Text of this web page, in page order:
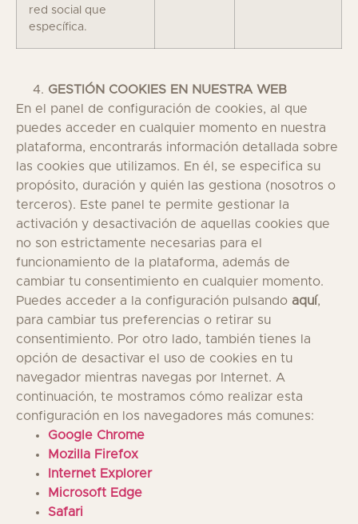
red social que
específica.
GESTIÓN COOKIES EN NUESTRA WEB
En el panel de configuración de cookies, al que
puedes acceder en cualquier momento en nuestra
plataforma, encontrarás información detallada sobre
las cookies que utilizamos. En él, se especifica su
propósito, duración y quién las gestiona (nosotros o
terceros). Este panel te permite gestionar la
activación y desactivación de aquellas cookies que
no son estrictamente necesarias para el
funcionamiento de la plataforma, además de
cambiar tu consentimiento en cualquier momento.
Puedes acceder a la configuración pulsando aquí,
para cambiar tus preferencias o retirar su
consentimiento. Por otro lado, también tienes la
opción de desactivar el uso de cookies en tu
navegador mientras navegas por Internet. A
continuación, te mostramos cómo realizar esta
configuración en los navegadores más comunes:
Google Chrome
Mozilla Firefox
Internet Explorer
Microsoft Edge
Safari